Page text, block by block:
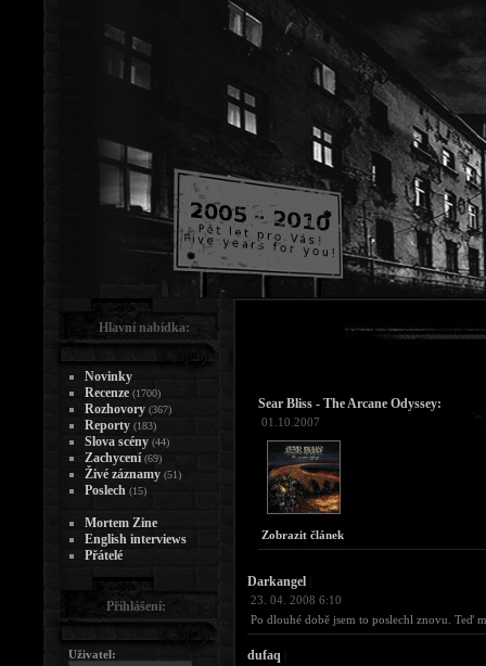
Sear Bliss - The Arcane Odyssey:
01.10.2007
Zobrazit článek
Darkangel
23. 04. 2008 6:10
Po dlouhé době jsem to poslechl znovu. Teď
dufaq
Hlavní nabídka:
Novinky
Recenze (1700)
Rozhovory (367)
Reporty (183)
Slova scény (44)
Zachycení (69)
Živé záznamy (51)
Poslech (15)
Mortem Zine
English interviews
Přátelé
Přihlášení:
Uživatel: